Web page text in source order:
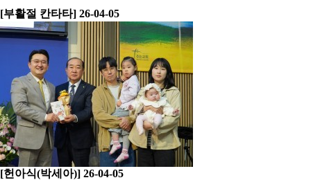
[부활절 칸타타] 26-04-05
[헌아식(박세아)] 26-04-05